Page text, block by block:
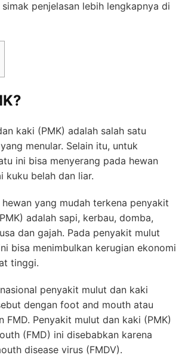
penjelasan lebih lengkapnya di
kaki (PMK) adalah salah satu
menular. Selain itu, untuk
ini bisa menyerang pada hewan
kuku belah dan liar.
yang mudah terkena penyakit
adalah sapi, kerbau, domba,
dan gajah. Pada penyakit mulut
bisa menimbulkan kerugian ekonomi
tinggi.
penyakit mulut dan kaki
dengan foot and mouth atau
FMD. Penyakit mulut dan kaki (PMK)
(FMD) ini disebabkan karena
disease virus (FMDV).